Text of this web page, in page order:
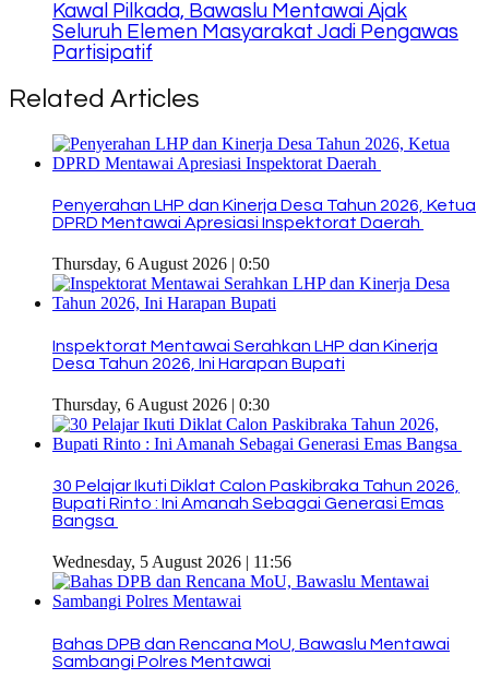
Kawal Pilkada, Bawaslu Mentawai Ajak
Seluruh Elemen Masyarakat Jadi Pengawas
Partisipatif
Related Articles
Penyerahan LHP dan Kinerja Desa Tahun 2026, Ketua
DPRD Mentawai Apresiasi Inspektorat Daerah
Thursday, 6 August 2026 | 0:50
Inspektorat Mentawai Serahkan LHP dan Kinerja
Desa Tahun 2026, Ini Harapan Bupati
Thursday, 6 August 2026 | 0:30
30 Pelajar Ikuti Diklat Calon Paskibraka Tahun 2026,
Bupati Rinto : Ini Amanah Sebagai Generasi Emas
Bangsa
Wednesday, 5 August 2026 | 11:56
Bahas DPB dan Rencana MoU, Bawaslu Mentawai
Sambangi Polres Mentawai